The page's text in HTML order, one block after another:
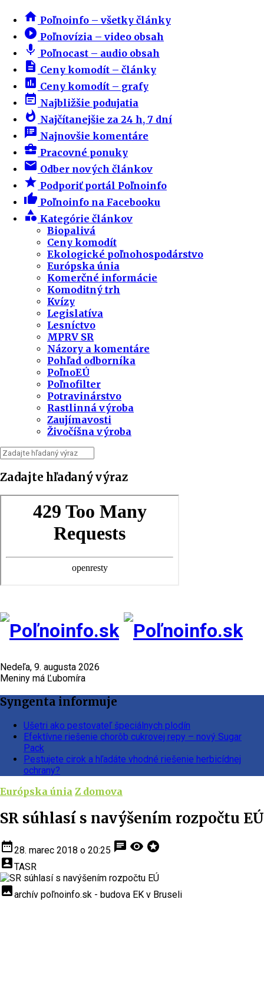
home Poľnoinfo – všetky články
play_circle_filled Poľnovízia – video obsah
mic Poľnocast – audio obsah
description Ceny komodít – články
insert_chart Ceny komodít – grafy
event_note Najbližšie podujatia
whatshot Najčítanejšie za 24 h, 7 dní
speaker_notes Najnovšie komentáre
business_center Pracovné ponuky
email Odber nových článkov
star Podporiť portál Poľnoinfo
thumb_up Poľnoinfo na Facebooku
category Kategórie článkov
Biopalivá
Ceny komodít
Ekologické poľnohospodárstvo
Európska únia
Komerčné informácie
Komoditný trh
Kvízy
Legislatíva
Lesníctvo
MPRV SR
Názory a komentáre
Pohľad odborníka
PoľnoEÚ
Poľnofilter
Potravinárstvo
Rastlinná výroba
Zaujímavosti
Živočíšna výroba
Zadajte hľadaný výraz
Nedeľa, 9. augusta 2026
Meniny má Ľubomíra
Syngenta informuje
Ušetri ako pestovateľ špeciálnych plodín
Efektívne riešenie chorôb cukrovej repy – nový Sugar
Pack
Pestujete cirok a hľadáte vhodné riešenie herbicídnej
ochrany?
Európska únia Z domova
SR súhlasí s navýšením rozpočtu EÚ
date_range28. marec 2018 o 20:25 chat visibility stars
account_boxTASR
insert_photoarchív poľnoinfo.sk - budova EK v Bruseli